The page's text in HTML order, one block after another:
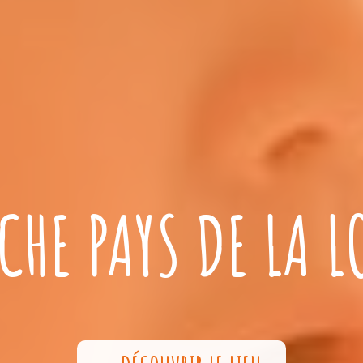
PAYS DE LA